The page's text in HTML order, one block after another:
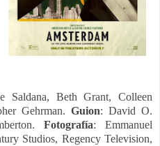
Saldana, Beth Grant, Colleen
Gehrman. Guion: David O.
Fotografía: Emmanuel
Studios, Regency Television,